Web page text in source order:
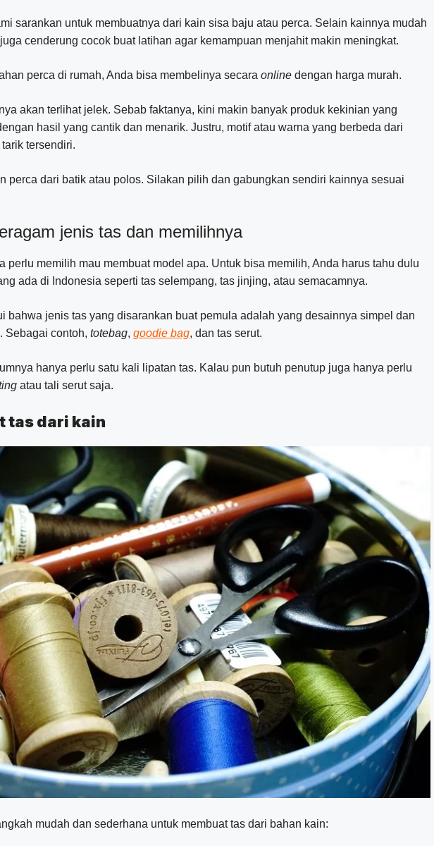
sarankan untuk membuatnya dari kain sisa baju atau perca. Selain kainnya mudah
cenderung cocok buat latihan agar kemampuan menjahit makin meningkat.
perca di rumah, Anda bisa membelinya secara online dengan harga murah.
akan terlihat jelek. Sebab faktanya, kini makin banyak produk kekinian yang
hasil yang cantik dan menarik. Justru, motif atau warna yang berbeda dari
tersendiri.
perca dari batik atau polos. Silakan pilih dan gabungkan sendiri kainnya sesuai
jenis tas dan memilihnya
perlu memilih mau membuat model apa. Untuk bisa memilih, Anda harus tahu dulu
ada di Indonesia seperti tas selempang, tas jinjing, atau semacamnya.
bahwa jenis tas yang disarankan buat pemula adalah yang desainnya simpel dan
Sebagai contoh, totebag, goodie bag, dan tas serut.
hanya perlu satu kali lipatan tas. Kalau pun butuh penutup juga hanya perlu
atau tali serut saja.
tas dari kain
mudah dan sederhana untuk membuat tas dari bahan kain: